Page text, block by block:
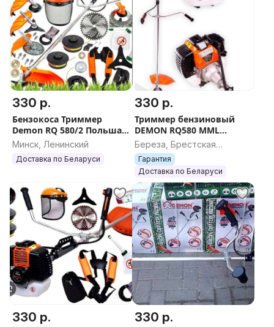
330 р.
Бензокоса Триммер
Demon RQ 580/2 Польша
Оригинал
Минск, Ленинский
Доставка по Беларуси
330 р.
Триммер бензиновый
DEMON RQ580 MML
Польша на шлицах
оригинал
Береза, Брестская
область
Гарантия
Доставка по Беларуси
330 р. 330 р.